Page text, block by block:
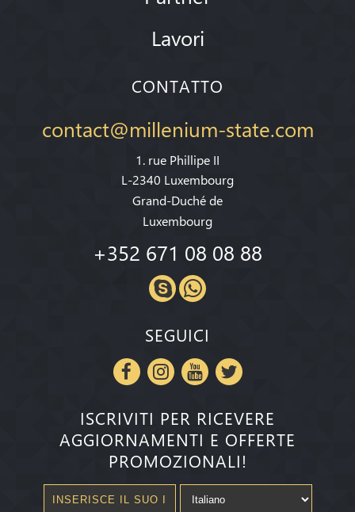
Lavori
CONTATTO
contact@millenium-state.com
1. rue Phillipe II
L-2340 Luxembourg
Grand-Duché de
Luxembourg
+352 671 08 08 88
SEGUICI
ISCRIVITI PER RICEVERE
AGGIORNAMENTI E OFFERTE
PROMOZIONALI!